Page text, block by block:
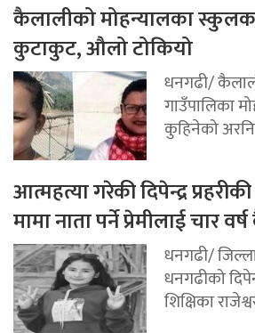
कैलालीको मोहन्यालका
कुटाकुट, औलो टोकियो
धनगढी/
गाउँपालिका
कुहिनेको
आत्महत्या गरेकी दिपेन्द्र
मामा नाता पर्ने प्रेमीलाई चार
धनगढी/
धनगढीको
शिक्षिका